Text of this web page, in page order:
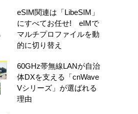
eSIM関連は「LibeSIM」
にすべてお任せ! eIMで
マルチプロファイルを動
的に切り替え
60GHz帯無線LANが自治
体DXを支える「cnWave
Vシリーズ」が選ばれる
理由